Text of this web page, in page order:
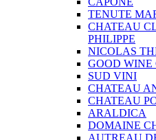
TENUTE
CHATEAU
PHILIPPE
NICOLAS
GOOD
SUD VINI
CHATEAU
CHATEAU
ARALDICA
DOMAINE
AUTREAU